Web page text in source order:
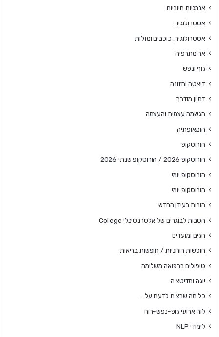
אנרגיות חיוביות
אסטרולוגיה
אסטרולוגיה, כוכבים ומזלות
ארומתרפיה
גוף ונפש
דיאטה ותזונה
דמיון מודרך
הגשמה עצמית והעצמה
הומאופתיה
הורוסקופ
הורוסקופ 2026 / הורוסקופ שנתי 2026
הורוסקופ יומי
הורוסקופ יומי
הורות בעידן החדש
הטבות לבוגרים של אלטרנטיבלי College
חגים ומועדים
חופשות רוחניות / חופשות בריאות
טיפולים ברפואה משלימה
יוגה ומדיטציה
כל מה שרצית לדעת על…
לוח ארועי גופ-נפש-רוח
לימודי NLP